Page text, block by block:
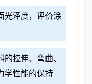
光泽度，评价涂
拉伸、弯曲、
学性能的保持